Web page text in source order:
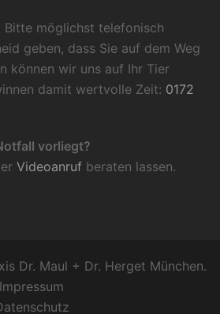
Bitte möglichst telefonisch
geben, dass Sie auf dem Weg
können wir uns auf Ihr Tier
damit wertvolle Zeit: 0172
vorliegt?
Videoanruf beraten lassen.
Dr. Maul + Dr. Herget München.
Impressum